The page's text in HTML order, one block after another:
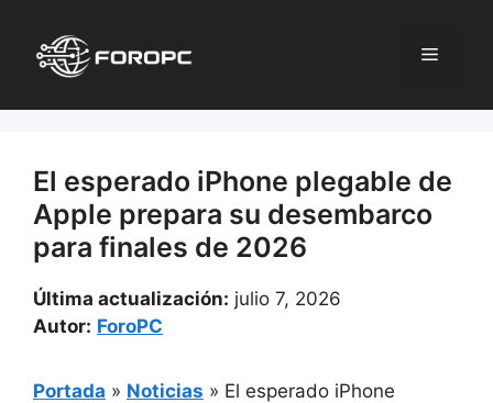
contenido
Menú
El esperado iPhone plegable de
Apple prepara su desembarco
para finales de 2026
Última actualización: julio 7, 2026
Autor: ForoPC
Portada » Noticias » El esperado iPhone